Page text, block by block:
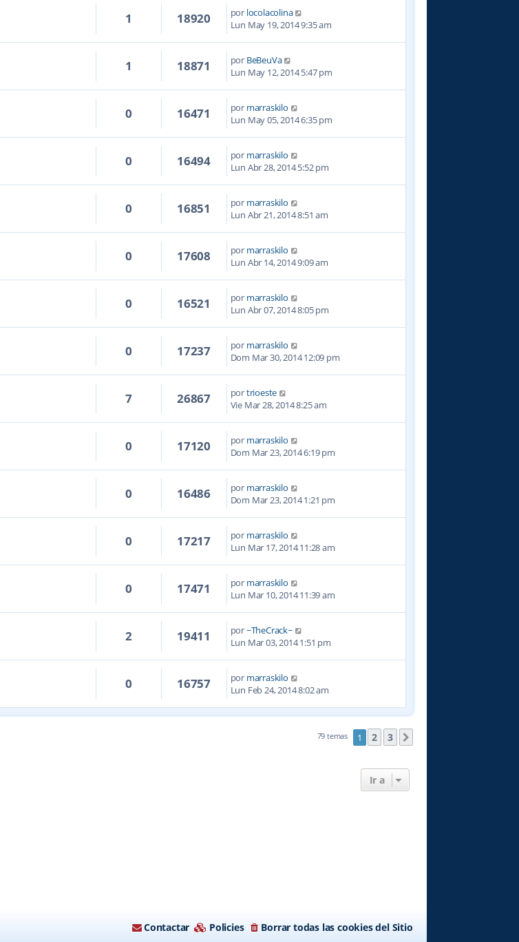
1 18920 por locolacolina
Lun May 19, 2014 9:35 am
1 18871 por BeBeuVa
Lun May 12, 2014 5:47 pm
0 16471 por marraskilo
Lun May 05, 2014 6:35 pm
0 16494 por marraskilo
Lun Abr 28, 2014 5:52 pm
0 16851 por marraskilo
Lun Abr 21, 2014 8:51 am
0 17608 por marraskilo
Lun Abr 14, 2014 9:09 am
0 16521 por marraskilo
Lun Abr 07, 2014 8:05 pm
0 17237 por marraskilo
Dom Mar 30, 2014 12:09 pm
7 26867 portrioeste
Vie Mar 28, 2014 8:25 am
0 17120 por marraskilo
Dom Mar 23, 2014 6:19 pm
0 16486 por marraskilo
Dom Mar 23, 2014 1:21 pm
0 17217 por marraskilo
Lun Mar 17, 2014 11:28 am
0 17471 por marraskilo
Lun Mar 10, 2014 11:39 am
2 19411 por~TheCrack~
Lun Mar 03, 2014 1:51 pm
0 16757 por marraskilo
Lun Feb 24, 2014 8:02 am
79 temas 1 2 3
Ir a
Borrar todas las cookies del Sitio
Policies
Contactar